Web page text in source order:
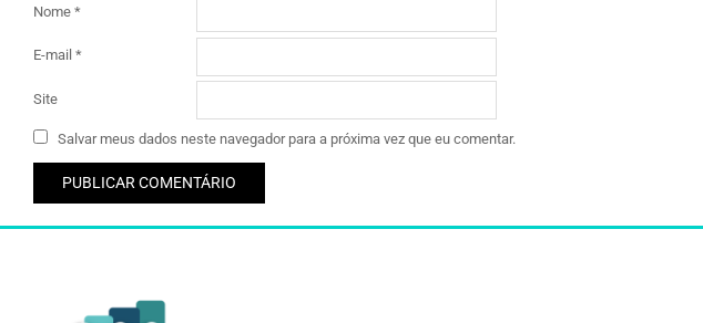
Nome *
E-mail *
Site
Salvar meus dados neste navegador para a próxima vez que eu comentar.